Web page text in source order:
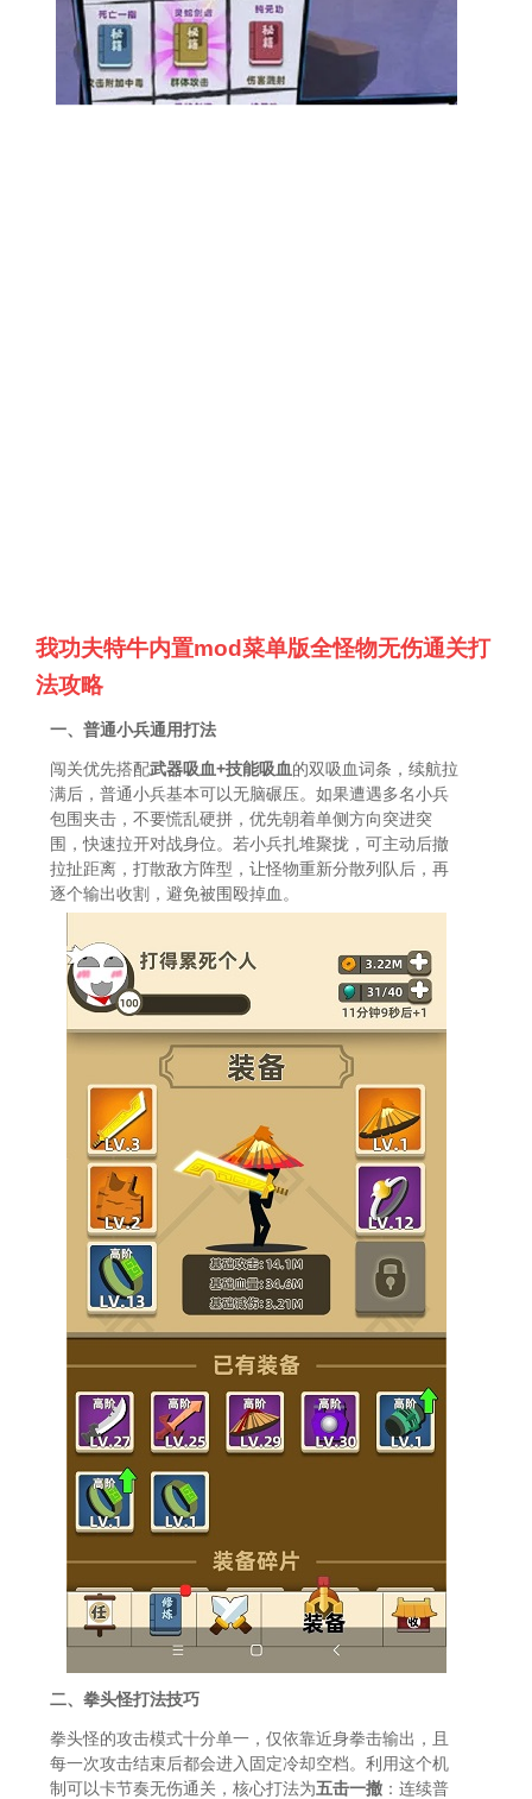
我功夫特牛内置mod菜单版全怪物无伤通关打
法攻略
一、普通小兵通用打法
闯关优先搭配武器吸血+技能吸血的双吸血词条，续航拉
满后，普通小兵基本可以无脑碾压。如果遭遇多名小兵
包围夹击，不要慌乱硬拼，优先朝着单侧方向突进突
围，快速拉开对战身位。若小兵扎堆聚拢，可主动后撤
拉扯距离，打散敌方阵型，让怪物重新分散列队后，再
逐个输出收割，避免被围殴掉血。
二、拳头怪打法技巧
拳头怪的攻击模式十分单一，仅依靠近身拳击输出，且
每一次攻击结束后都会进入固定冷却空档。利用这个机
制可以卡节奏无伤通关，核心打法为五击一撤 ：连续普